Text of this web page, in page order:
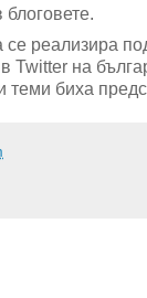
реализира
Twitter на
теми биха